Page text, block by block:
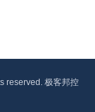
reserved. 极客邦控